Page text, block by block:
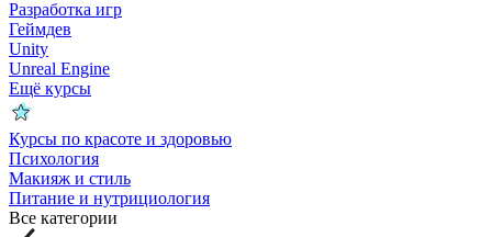
Разработка игр
Геймдев
Unity
Unreal Engine
Ещё курсы
Курсы по красоте и здоровью
Психология
Макияж и стиль
Питание и нутрициология
Все категории